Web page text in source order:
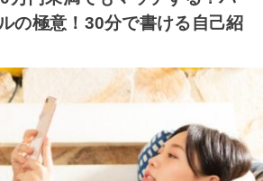
の極意！30分で書ける自己紹